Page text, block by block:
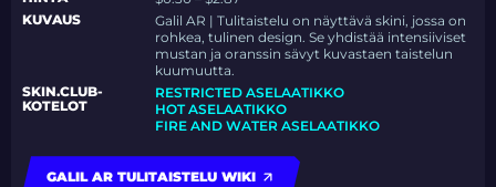
KUVAUS
Galil AR | Tulitaistelu on näyttävä skini, jossa on
rohkea, tulinen design. Se yhdistää intensiiviset
mustan ja oranssin sävyt kuvastaen taistelun
kuumuutta.
SKIN.CLUB-
KOTELOT
RESTRICTED ASELAATIKKO
HOT ASELAATIKKO
FIRE AND WATER ASELAATIKKO
GALIL AR TULITAISTELU WIKI